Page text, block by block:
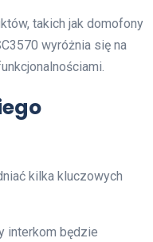
takich jak domofony
wyróżnia się na
kilka kluczowych
interkom będzie